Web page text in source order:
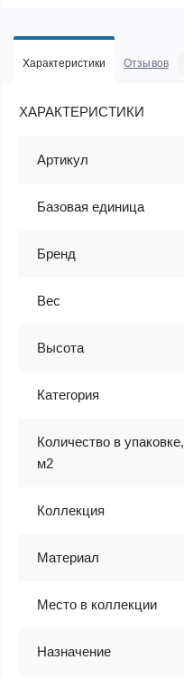
Характеристики Отзывов
ХАРАКТЕРИСТИКИ
Артикул
Базовая единица
Бренд
Вес
Высота
Категория
Количество в упаковке,
м2
Коллекция
Материал
Место в коллекции
Назначение